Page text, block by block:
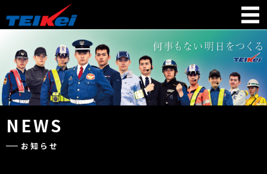
NEWS
お知らせ